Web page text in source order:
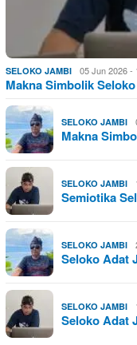
SELOKO JAMBI 05 Jun 2026 -
Makna Simbolik
SELOKO JAMBI
Makna
SELOKO JAMBI
Semiotika
SELOKO JAMBI
Seloko Adat
SELOKO JAMBI
Seloko Adat